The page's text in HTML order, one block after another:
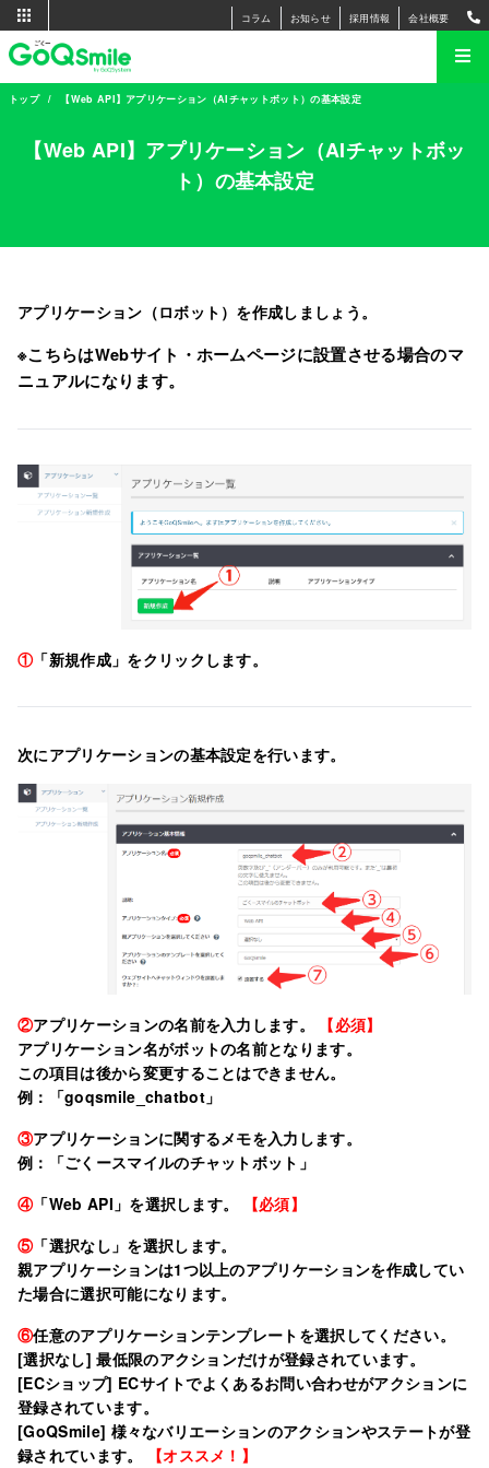
コラム お知らせ 採用情報 会社概要
トップ 【Web API】アプリケーション（AIチャットボット）の基本設定
【Web API】アプリケーション（AIチャットボッ
ト）の基本設定
アプリケーション（ロボット）を作成しましょう。
※こちらはWebサイト・ホームページに設置させる場合のマ
ニュアルになります。
①「新規作成」をクリックします。
次にアプリケーションの基本設定を行います。
②アプリケーションの名前を入力します。
【必須】
アプリケーション名がボットの名前となります。
この項目は後から変更することはできません。
例：「goqsmile_chatbot」
③アプリケーションに関するメモを入力します。
例：「ごくースマイルのチャットボット」
④「Web API」を選択します。
【必須】
⑤「選択なし」を選択します。
親アプリケーションは1つ以上のアプリケーションを作成してい
た場合に選択可能になります。
⑥任意のアプリケーションテンプレートを選択してください。
[選択なし] 最低限のアクションだけが登録されています。
[ECショップ] ECサイトでよくあるお問い合わせがアクションに
登録されています。
[GoQSmile] 様々なバリエーションのアクションやステートが登
録されています。
【オススメ！】